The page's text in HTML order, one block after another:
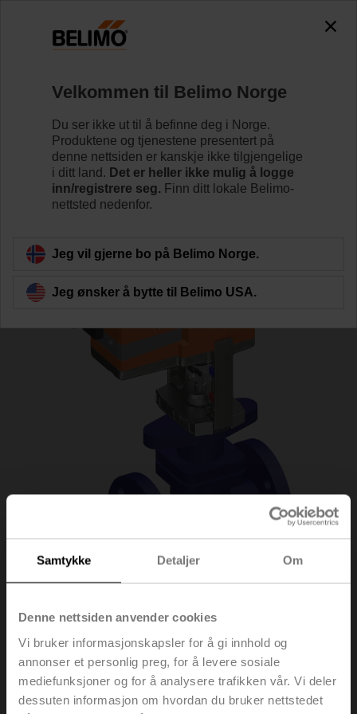
Samtykke Detaljer Om
Denne nettsiden anvender cookies
Vi bruker informasjonskapsler for å gi innhold og
annonser et personlig preg, for å levere sosiale
mediefunksjoner og for å analysere trafikken vår. Vi deler
dessuten informasjon om hvordan du bruker nettstedet
H6015X1-S2/SV24A-MP-TPC
Lær mer
Tilbake til produktkategori
H6015X1-S2/SV24A-
MP-TPC
Velkommen til Belimo Norge
Du ser ikke ut til å befinne deg i Norge.
Produktene og tjenestene presentert på
denne nettsiden er kanskje ikke tilgjengelige
i ditt land. Det er heller ikke mulig å logge
inn/registrere seg. Finn ditt lokale Belimo-
nettsted nedenfor.
Jeg vil gjerne bo på Belimo Norge.
Jeg ønsker å bytte til Belimo USA.